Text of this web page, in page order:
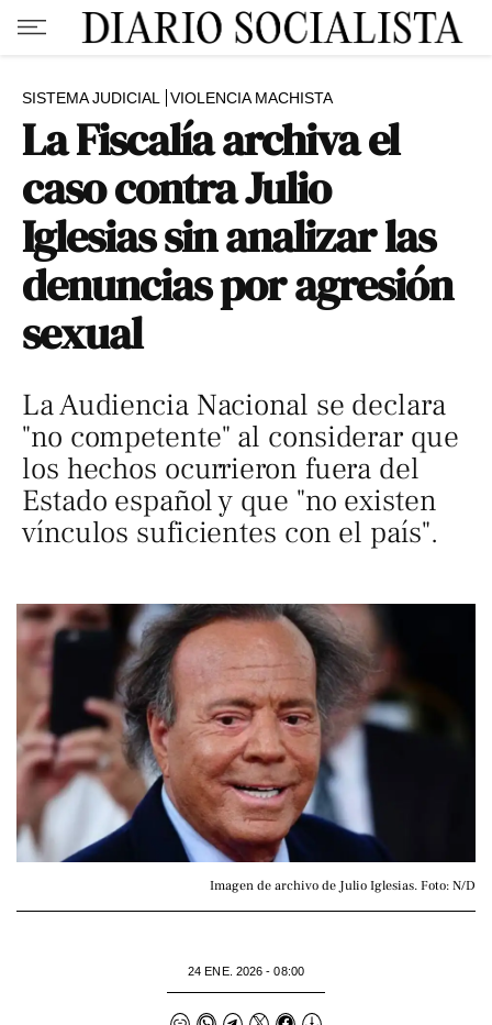
SISTEMA JUDICIAL VIOLENCIA MACHISTA
La Fiscalía archiva el
caso contra Julio
Iglesias sin analizar las
denuncias por agresión
sexual
La Audiencia Nacional se declara
"no competente" al considerar que
los hechos ocurrieron fuera del
Estado español y que "no existen
vínculos suficientes con el país".
Imagen de archivo de Julio Iglesias. Foto: N/D
24 ENE. 2026 - 08:00